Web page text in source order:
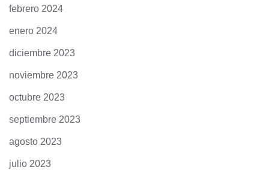
febrero 2024
enero 2024
diciembre 2023
noviembre 2023
octubre 2023
septiembre 2023
agosto 2023
julio 2023